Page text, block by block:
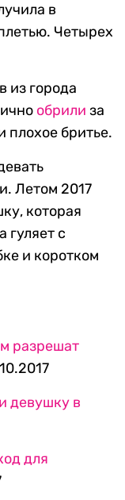
в
Четырех
из города
обрили за
бритье.
Летом 2017
которая
гуляет с
и коротком
разрешат
девушку в
для